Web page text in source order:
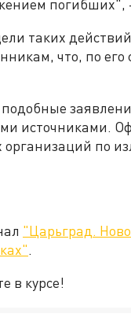
погибших",
таких
что, по его
источниками.
по
"Царьград.
.
в курсе!